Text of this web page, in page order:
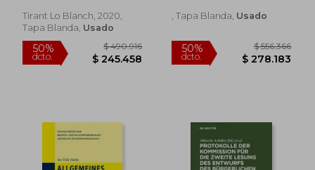
(Monografías)
Tirant Lo Blanch, 2020,
Tapa Blanda, Usado
(en Portugués)
, Tapa Blanda, Usado